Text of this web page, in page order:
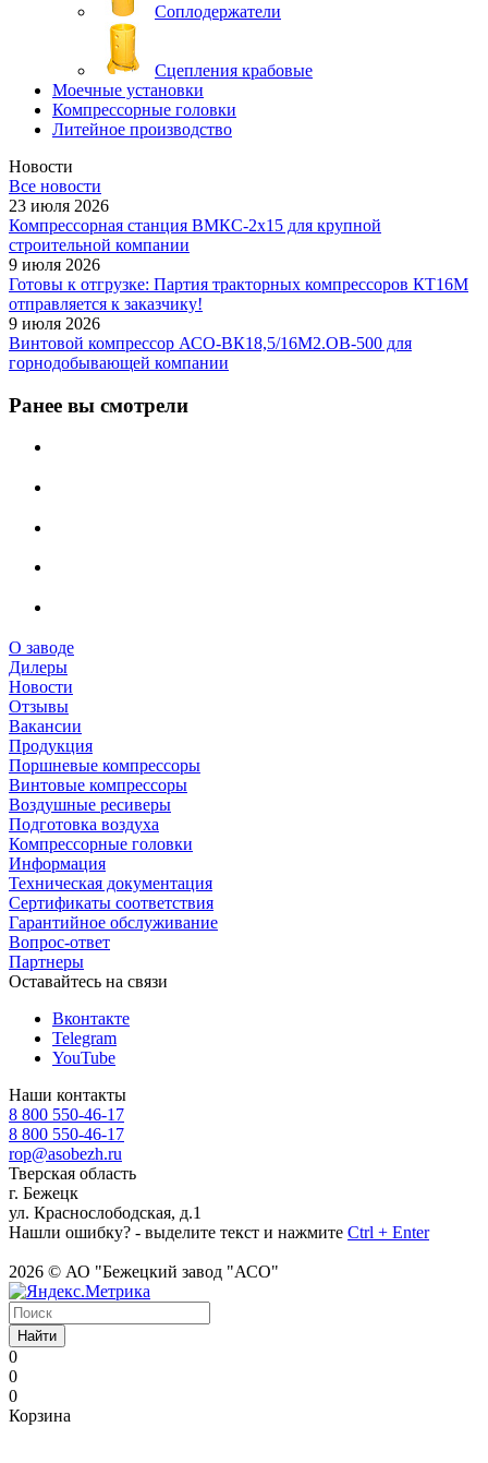
Соплодержатели
Сцепления крабовые
Моечные установки
Компрессорные головки
Литейное производство
Новости
Все новости
23 июля 2026
Компрессорная станция ВМКС-2х15 для крупной
строительной компании
9 июля 2026
Готовы к отгрузке: Партия тракторных компрессоров КТ16М
отправляется к заказчику!
9 июля 2026
Винтовой компрессор АСО-ВК18,5/16М2.ОВ-500 для
горнодобывающей компании
Ранее вы смотрели
О заводе
Дилеры
Новости
Отзывы
Вакансии
Продукция
Поршневые компрессоры
Винтовые компрессоры
Воздушные ресиверы
Подготовка воздуха
Компрессорные головки
Информация
Техническая документация
Сертификаты соответствия
Гарантийное обслуживание
Вопрос-ответ
Партнеры
Оставайтесь на связи
Вконтакте
Telegram
YouTube
Наши контакты
8 800 550-46-17
8 800 550-46-17
rop@asobezh.ru
Тверская область
г. Бежецк
ул. Краснослободская, д.1
Нашли ошибку? - выделите текст и нажмите Ctrl + Enter
2026 © АО "Бежецкий завод "АСО"
Найти
0
0
0
Корзина